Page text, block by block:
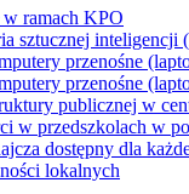
w ramach KPO
sztucznej
przenośne
przenośne
publicznej w
w przedszkolach w
dostępny dla
lokalnych